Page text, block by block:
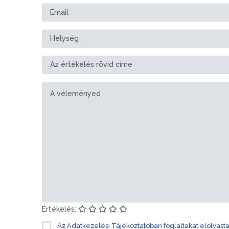
Értékelés:
Az Adatkezelési Tájékoztatóban foglaltakat